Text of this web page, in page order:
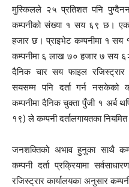
मुस्किलले २५ प्रतिशत पनि
कम्पनीको संख्या १ सय ६९ छ।
हजार छ। प्राइभेट कम्पनीमा १ सय
कम्पनीमा ६ लाख ७० हजार ७ सय ६२
दैनिक चार सय फाइल रजिस्ट्रार
सयसम्म पनि दर्ता गर्न नसकेको
कम्पनीमा दैनिक चुक्ता पुँजी १ अर्ब
१९) ले कम्पनी दर्तालगायतका
जनशक्तिको अभाव हुनुका साथै
कम्पनी दर्ता प्रक्रियामा
रजिस्ट्रार कार्यालयका अनुसार